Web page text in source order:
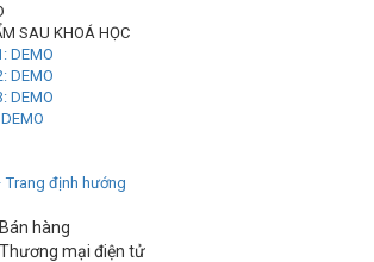
SAU KHOÁ HỌC
DEMO
DEMO
DEMO
định hướng
hàng
mại điện tử